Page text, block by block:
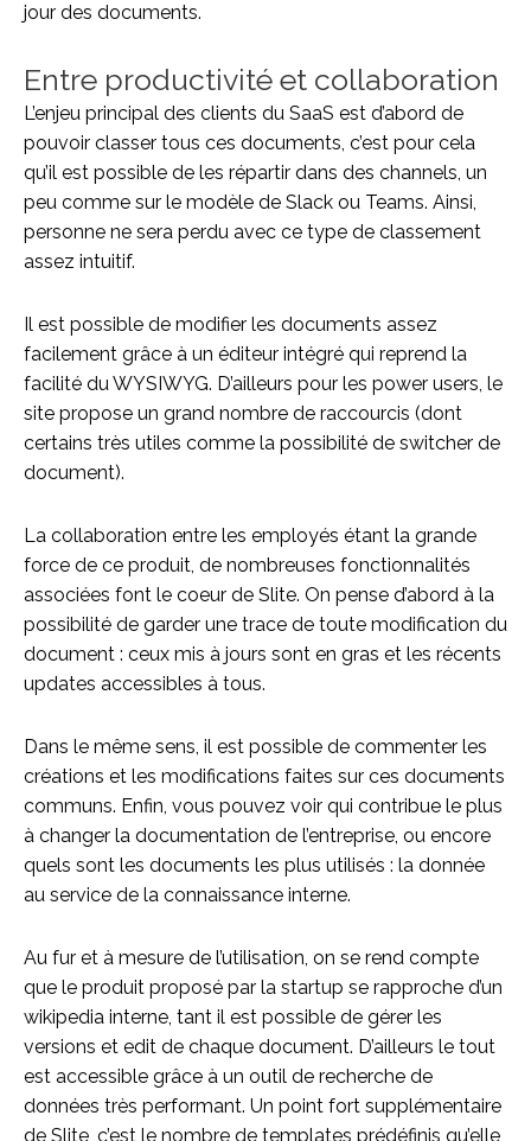
jour des documents.
Entre productivité et collaboration
L’enjeu principal des clients du SaaS est d’abord de
pouvoir classer tous ces documents, c’est pour cela
qu’il est possible de les répartir dans des channels, un
peu comme sur le modèle de Slack ou Teams. Ainsi,
personne ne sera perdu avec ce type de classement
assez intuitif.
Il est possible de modifier les documents assez
facilement grâce à un éditeur intégré qui reprend la
facilité du WYSIWYG. D’ailleurs pour les power users, le
site propose un grand nombre de raccourcis (dont
certains très utiles comme la possibilité de switcher de
document).
La collaboration entre les employés étant la grande
force de ce produit, de nombreuses fonctionnalités
associées font le coeur de Slite. On pense d’abord à la
possibilité de garder une trace de toute modification du
document : ceux mis à jours sont en gras et les récents
updates accessibles à tous.
Dans le même sens, il est possible de commenter les
créations et les modifications faites sur ces documents
communs. Enfin, vous pouvez voir qui contribue le plus
à changer la documentation de l’entreprise, ou encore
quels sont les documents les plus utilisés : la donnée
au service de la connaissance interne.
Au fur et à mesure de l’utilisation, on se rend compte
que le produit proposé par la startup se rapproche d’un
wikipedia interne, tant il est possible de gérer les
versions et edit de chaque document. D’ailleurs le tout
est accessible grâce à un outil de recherche de
données très performant. Un point fort supplémentaire
de Slite, c’est le nombre de templates prédéfinis qu’elle